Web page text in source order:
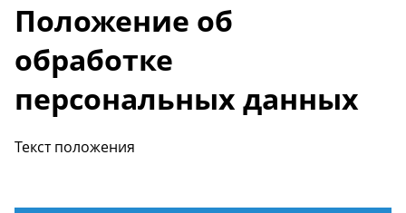
Положение об
обработке
персональных данных
Текст положения